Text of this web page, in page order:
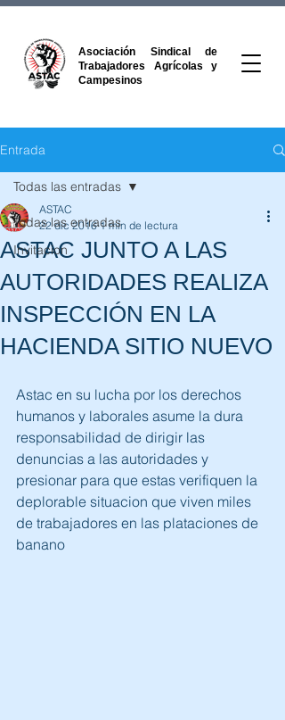
Asociación Sindical de
Trabajadores Agrícolas y
Campesinos
Entrada
Todas las entradas
Invitacion
Todas las entradas
ASTAC JUNTO A LAS
AUTORIDADES REALIZA
INSPECCIÓN EN LA
HACIENDA SITIO NUEVO
ASTAC
22 dic 2016 1 min de lectura
Astac en su lucha por los derechos
humanos y laborales asume la dura
responsabilidad de dirigir las
denuncias a las autoridades y
presionar para que estas verifiquen la
deplorable situacion que viven miles
de trabajadores en las plataciones de
banano